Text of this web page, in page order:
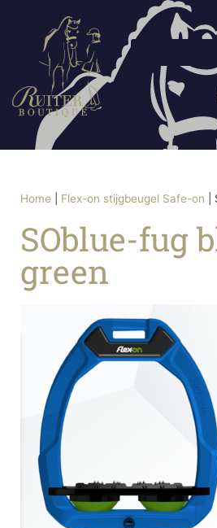
Home Flex-on stijgbeugel Safe-on
SOblue-fug
green